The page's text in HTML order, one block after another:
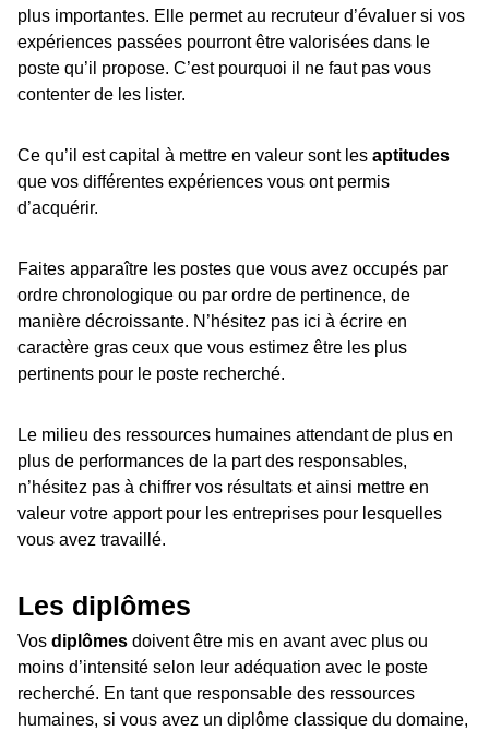
plus importantes. Elle permet au recruteur d’évaluer si vos
expériences passées pourront être valorisées dans le
poste qu’il propose. C’est pourquoi il ne faut pas vous
contenter de les lister.
Ce qu’il est capital à mettre en valeur sont les aptitudes
que vos différentes expériences vous ont permis
d’acquérir.
Faites apparaître les postes que vous avez occupés par
ordre chronologique ou par ordre de pertinence, de
manière décroissante. N’hésitez pas ici à écrire en
caractère gras ceux que vous estimez être les plus
pertinents pour le poste recherché.
Le milieu des ressources humaines attendant de plus en
plus de performances de la part des responsables,
n’hésitez pas à chiffrer vos résultats et ainsi mettre en
valeur votre apport pour les entreprises pour lesquelles
vous avez travaillé.
Les diplômes
Vos diplômes doivent être mis en avant avec plus ou
moins d’intensité selon leur adéquation avec le poste
recherché. En tant que responsable des ressources
humaines, si vous avez un diplôme classique du domaine,